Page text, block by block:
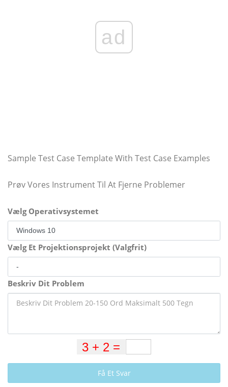
ad
Sample Test Case Template With Test Case Examples
Prøv Vores Instrument Til At Fjerne Problemer
Vælg Operativsystemet
Vælg Et Projektionsprojekt (Valgfrit)
Beskriv Dit Problem
Få Et Svar